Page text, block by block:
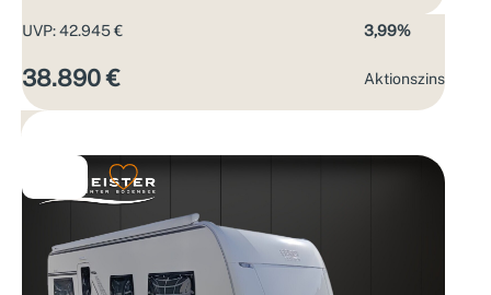
UVP: 42.945 €
38.890 €
3,99%
Aktions­zins